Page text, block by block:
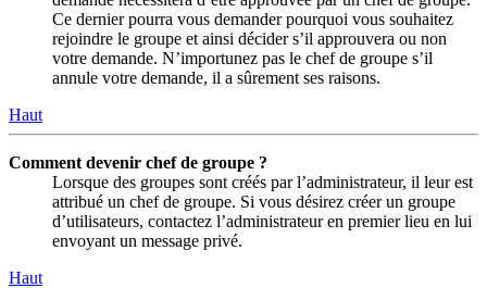
Ce dernier pourra vous demander pourquoi vous souhaitez
rejoindre le groupe et ainsi décider s’il approuvera ou non
votre demande. N’importunez pas le chef de groupe s’il
annule votre demande, il a sûrement ses raisons.
Haut
Comment devenir chef de groupe ?
Lorsque des groupes sont créés par l’administrateur, il leur est
attribué un chef de groupe. Si vous désirez créer un groupe
d’utilisateurs, contactez l’administrateur en premier lieu en lui
envoyant un message privé.
Haut